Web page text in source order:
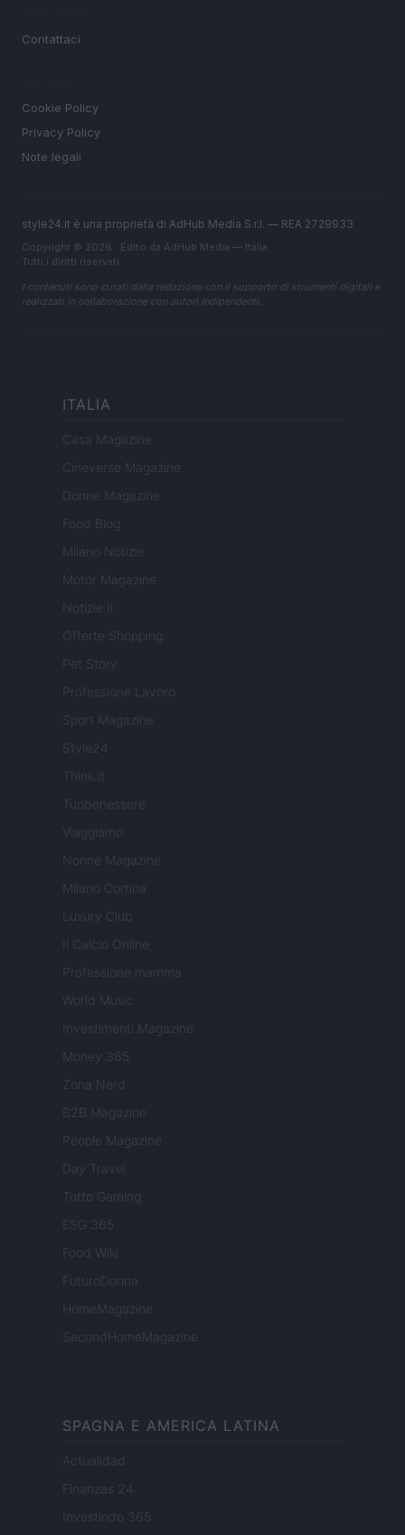
Contattaci
Cookie Policy
Privacy Policy
Note legali
style24.it è una proprietà di AdHub Media S.r.l. — REA 2729933
Copyright © 2026 · Edito da AdHub Media — Italia
Tutti i diritti riservati
I contenuti sono curati dalla redazione con il supporto di strumenti digitali e
realizzati in collaborazione con autori indipendenti.
ITALIA
Casa Magazine
Cineverse Magazine
Donne Magazine
Food Blog
Milano Notizie
Motor Magazine
Notizie.it
Offerte Shopping
Pet Story
Professione Lavoro
Sport Magazine
Style24
Think.it
Tuobenessere
Viaggiamo
Nonne Magazine
Milano Cortina
Luxury Club
Il Calcio Online
Professione mamma
World Music
Investimenti Magazine
Money 365
Zona Nerd
B2B Magazine
People Magazine
Day Travel
Tutto Gaming
ESG 365
Food Wiki
FuturoDonna
HomeMagazine
SecondHomeMagazine
SPAGNA E AMERICA LATINA
Actualidad
Finanzas 24
Investindo 365